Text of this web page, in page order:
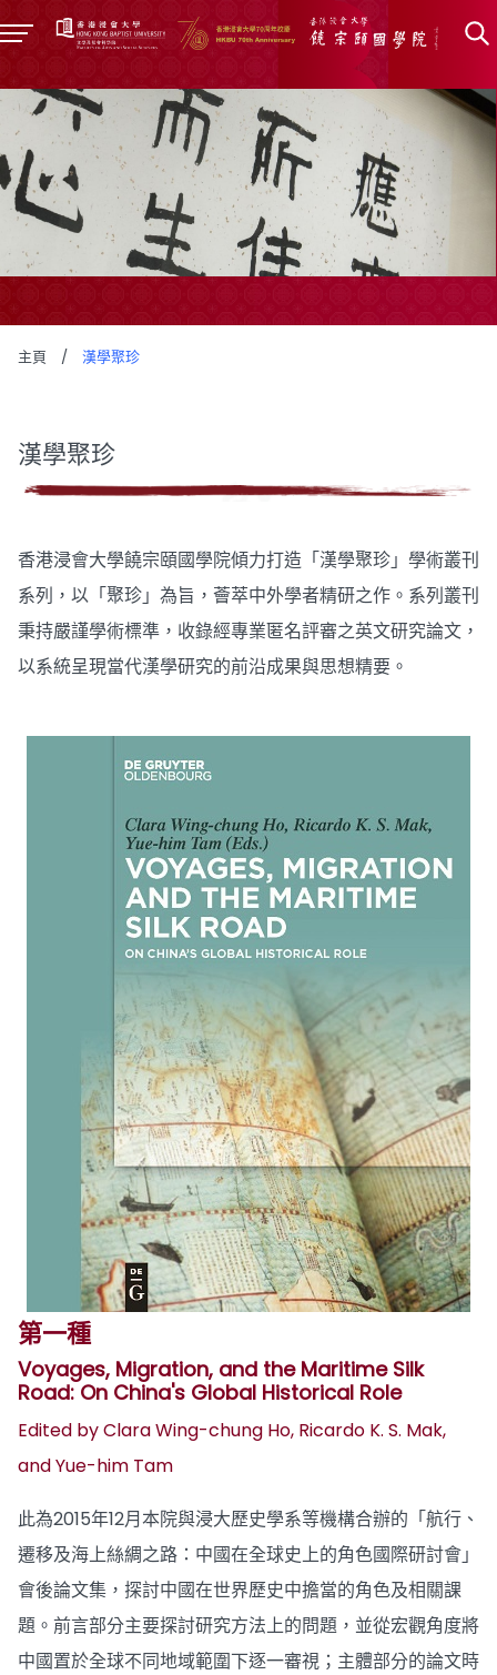
主頁 / 漢學聚珍
漢學聚珍
香港浸會大學饒宗頤國學院傾力打造「漢學聚珍」學術叢刊
系列，以「聚珍」為旨，薈萃中外學者精研之作。系列叢刊
秉持嚴謹學術標準，收錄經專業匿名評審之英文研究論文，
以系統呈現當代漢學研究的前沿成果與思想精要。
第一種
Voyages, Migration, and the Maritime Silk
Road: On China's Global Historical Role
Edited by Clara Wing-chung Ho, Ricardo K. S. Mak,
and Yue-him Tam
此為2015年12月本院與浸大歷史學系等機構合辦的「航行、
遷移及海上絲綢之路：中國在全球史上的角色國際研討會」
會後論文集，探討中國在世界歷史中擔當的角色及相關課
題。前言部分主要探討研究方法上的問題，並從宏觀角度將
中國置於全球不同地域範圍下逐一審視；主體部分的論文時